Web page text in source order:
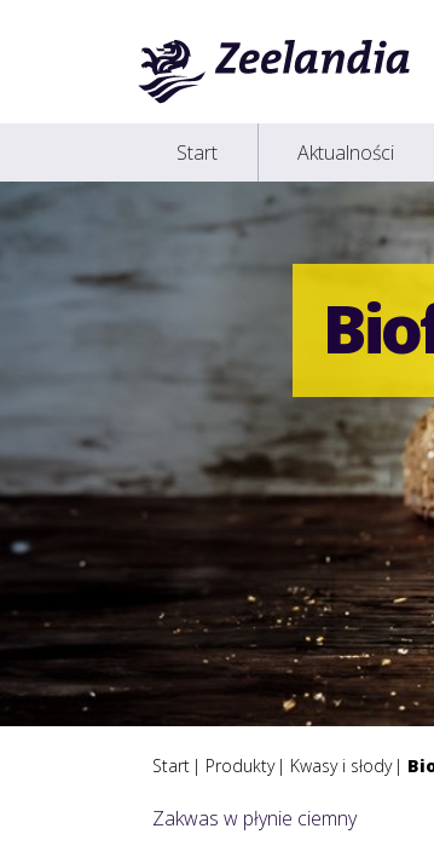
Start Aktualności
Start Produkty Kwasy i słody
Zakwas w płynie ciemny